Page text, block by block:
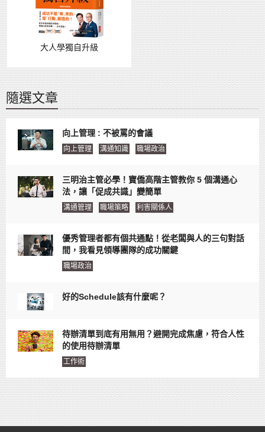
大人學獨自升級
隨選文章
向上管理 : 不被罵的會議
向上管理 溝通知識 職場政治
三明治主管必學！寶僑高階主管教你 5 個溝通心
法，讓「促成共識」變簡單
溝通管理 職場策略 利害關係人
優秀管理者都有個共通點！從老闆與人的三句對話
間，我看見領導團隊的成功關鍵
職場政治
好的Schedule該有什麼呢？
待辦清單到底有用無用？避開完成焦慮，符合人性
的使用待辦清單
工作術